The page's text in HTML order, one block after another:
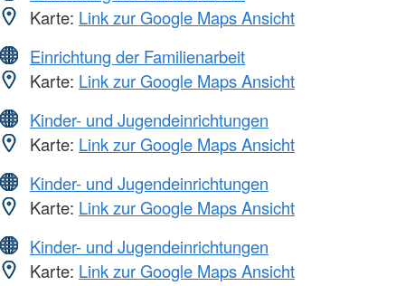
Karte: Link zur Google Maps Ansicht
Einrichtung der Familienarbeit
Karte: Link zur Google Maps Ansicht
Kinder- und Jugendeinrichtungen
Karte: Link zur Google Maps Ansicht
Kinder- und Jugendeinrichtungen
Karte: Link zur Google Maps Ansicht
Kinder- und Jugendeinrichtungen
Karte: Link zur Google Maps Ansicht